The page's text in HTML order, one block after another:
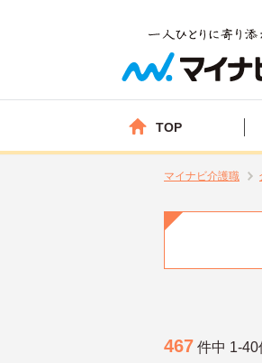
TOP
マイナビ介護職
467 件中 1-